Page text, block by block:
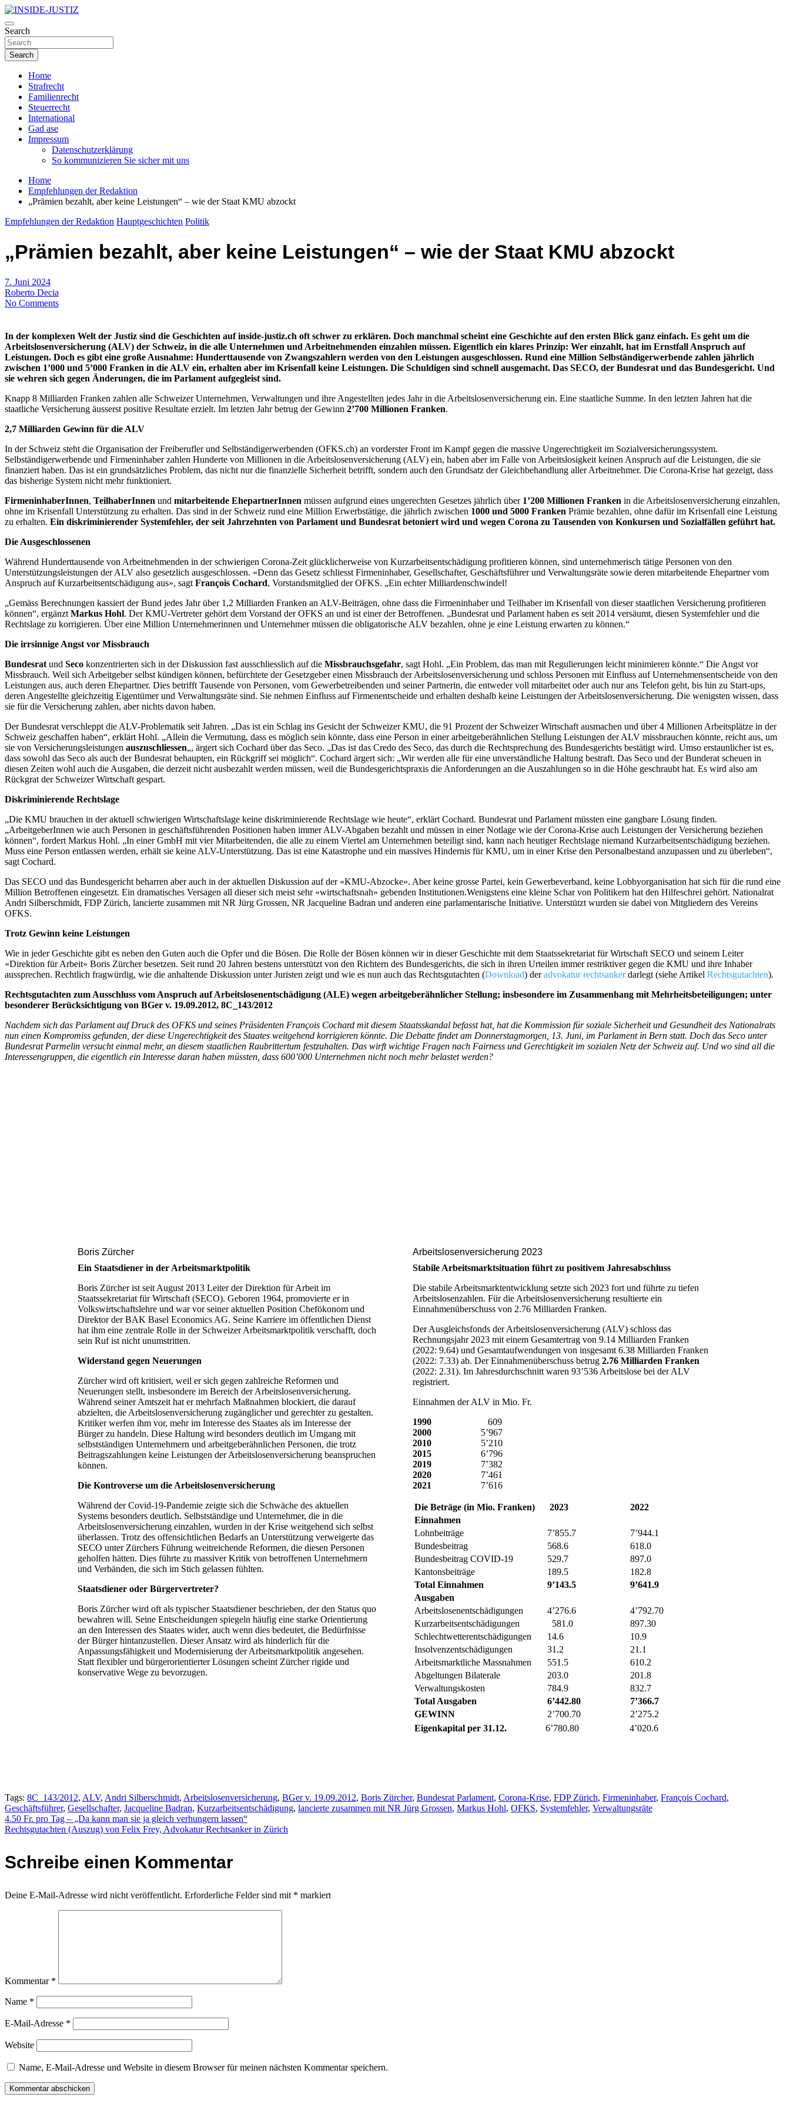
Skip
to
content
INSIDE-JUSTIZ
Investigativer Journalismus zur Dritten Gewalt
Search
Search
Home
Strafrecht
Familienrecht
Steuerrecht
International
Gad ase
Impressum
Datenschutzerklärung
So kommunizieren Sie sicher mit uns
Home
Empfehlungen der Redaktion
„Prämien bezahlt, aber keine Leistungen“ – wie der Staat KMU abzockt
Empfehlungen der Redaktion Hauptgeschichten Politik
„Prämien bezahlt, aber keine Leistungen“ – wie der Staat KMU abzockt
7. Juni 2024
Roberto Decia
No Comments
In der komplexen Welt der Justiz sind die Geschichten auf inside-justiz.ch oft schwer zu erklären. Doch manchmal scheint eine Geschichte auf den ersten Blick ganz einfach. Es geht um die
Arbeitslosenversicherung (ALV) der Schweiz, in die alle Unternehmen und Arbeitnehmenden einzahlen müssen. Eigentlich ein klares Prinzip: Wer einzahlt, hat im Ernstfall Anspruch auf
Leistungen. Doch es gibt eine große Ausnahme: Hunderttausende von Zwangszahlern werden von den Leistungen ausgeschlossen. Rund eine Million Selbständigerwerbende zahlen jährlich
zwischen 1’000 und 5’000 Franken in die ALV ein, erhalten aber im Krisenfall keine Leistungen. Die Schuldigen sind schnell ausgemacht. Das SECO, der Bundesrat und das Bundesgericht. Und
sie wehren sich gegen Änderungen, die im Parlament aufgegleist sind.
Knapp 8 Milliarden Franken zahlen alle Schweizer Unternehmen, Verwaltungen und ihre Angestellten jedes Jahr in die Arbeitslosenversicherung ein. Eine staatliche Summe. In den letzten Jahren hat die
staatliche Versicherung äusserst positive Resultate erzielt. Im letzten Jahr betrug der Gewinn 2’700 Millionen Franken.
2,7 Milliarden Gewinn für die ALV
In der Schweiz steht die Organisation der Freiberufler und Selbständigerwerbenden (OFKS.ch) an vorderster Front im Kampf gegen die massive Ungerechtigkeit im Sozialversicherungssystem.
Selbständigerwerbende und Firmeninhaber zahlen Hunderte von Millionen in die Arbeitslosenversicherung (ALV) ein, haben aber im Falle von Arbeitslosigkeit keinen Anspruch auf die Leistungen, die sie
finanziert haben. Das ist ein grundsätzliches Problem, das nicht nur die finanzielle Sicherheit betrifft, sondern auch den Grundsatz der Gleichbehandlung aller Arbeitnehmer. Die Corona-Krise hat gezeigt, dass
das bisherige System nicht mehr funktioniert.
FirmeninhaberInnen, TeilhaberInnen und mitarbeitende EhepartnerInnen müssen aufgrund eines ungerechten Gesetzes jährlich über 1’200 Millionen Franken in die Arbeitslosenversicherung einzahlen,
ohne im Krisenfall Unterstützung zu erhalten. Das sind in der Schweiz rund eine Million Erwerbstätige, die jährlich zwischen 1000 und 5000 Franken Prämie bezahlen, ohne dafür im Krisenfall eine Leistung
zu erhalten. Ein diskriminierender Systemfehler, der seit Jahrzehnten von Parlament und Bundesrat betoniert wird und wegen Corona zu Tausenden von Konkursen und Sozialfällen geführt hat.
Die Ausgeschlossenen
Während Hunderttausende von Arbeitnehmenden in der schwierigen Corona-Zeit glücklicherweise von Kurzarbeitsentschädigung profitieren können, sind unternehmerisch tätige Personen von den
Unterstützungsleistungen der ALV also gesetzlich ausgeschlossen. «Denn das Gesetz schliesst Firmeninhaber, Gesellschafter, Geschäftsführer und Verwaltungsräte sowie deren mitarbeitende Ehepartner vom
Anspruch auf Kurzarbeitsentschädigung aus», sagt François Cochard, Vorstandsmitglied der OFKS. „Ein echter Milliardenschwindel!
„Gemäss Berechnungen kassiert der Bund jedes Jahr über 1,2 Milliarden Franken an ALV-Beiträgen, ohne dass die Firmeninhaber und Teilhaber im Krisenfall von dieser staatlichen Versicherung profitieren
können“, ergänzt Markus Hohl. Der KMU-Vertreter gehört dem Vorstand der OFKS an und ist einer der Betroffenen. „Bundesrat und Parlament haben es seit 2014 versäumt, diesen Systemfehler und die
Rechtslage zu korrigieren. Über eine Million Unternehmerinnen und Unternehmer müssen die obligatorische ALV bezahlen, ohne je eine Leistung erwarten zu können.“
Die irrsinnige Angst vor Missbrauch
Bundesrat und Seco konzentrierten sich in der Diskussion fast ausschliesslich auf die Missbrauchsgefahr, sagt Hohl. „Ein Problem, das man mit Regulierungen leicht minimieren könnte.“ Die Angst vor
Missbrauch. Weil sich Arbeitgeber selbst kündigen können, befürchtete der Gesetzgeber einen Missbrauch der Arbeitslosenversicherung und schloss Personen mit Einfluss auf Unternehmensentscheide von den
Leistungen aus, auch deren Ehepartner. Dies betrifft Tausende von Personen, vom Gewerbetreibenden und seiner Partnerin, die entweder voll mitarbeitet oder auch nur ans Telefon geht, bis hin zu Start-ups,
deren Angestellte gleichzeitig Eigentümer und Verwaltungsräte sind. Sie nehmen Einfluss auf Firmenentscheide und erhalten deshalb keine Leistungen der Arbeitslosenversicherung. Die wenigsten wissen, dass
sie für die Versicherung zahlen, aber nichts davon haben.
Der Bundesrat verschleppt die ALV-Problematik seit Jahren. „Das ist ein Schlag ins Gesicht der Schweizer KMU, die 91 Prozent der Schweizer Wirtschaft ausmachen und über 4 Millionen Arbeitsplätze in der
Schweiz geschaffen haben“, erklärt Hohl. „Allein die Vermutung, dass es möglich sein könnte, dass eine Person in einer arbeitgeberähnlichen Stellung Leistungen der ALV missbrauchen könnte, reicht aus, um
sie von Versicherungsleistungen auszuschliessen„, ärgert sich Cochard über das Seco. „Das ist das Credo des Seco, das durch die Rechtsprechung des Bundesgerichts bestätigt wird. Umso erstaunlicher ist es,
dass sowohl das Seco als auch der Bundesrat behaupten, ein Rückgriff sei möglich“. Cochard ärgert sich: „Wir werden alle für eine unverständliche Haltung bestraft. Das Seco und der Bunderat scheuen in
diesen Zeiten wohl auch die Ausgaben, die derzeit nicht ausbezahlt werden müssen, weil die Bundesgerichtspraxis die Anforderungen an die Auszahlungen so in die Höhe geschraubt hat. Es wird also am
Rückgrat der Schweizer Wirtschaft gespart.
Diskriminierende Rechtslage
„Die KMU brauchen in der aktuell schwierigen Wirtschaftslage keine diskriminierende Rechtslage wie heute“, erklärt Cochard. Bundesrat und Parlament müssten eine gangbare Lösung finden.
„ArbeitgeberInnen wie auch Personen in geschäftsführenden Positionen haben immer ALV-Abgaben bezahlt und müssen in einer Notlage wie der Corona-Krise auch Leistungen der Versicherung beziehen
können“, fordert Markus Hohl. „In einer GmbH mit vier Mitarbeitenden, die alle zu einem Viertel am Unternehmen beteiligt sind, kann nach heutiger Rechtslage niemand Kurzarbeitsentschädigung beziehen.
Muss eine Person entlassen werden, erhält sie keine ALV-Unterstützung. Das ist eine Katastrophe und ein massives Hindernis für KMU, um in einer Krise den Personalbestand anzupassen und zu überleben“,
sagt Cochard.
Das SECO und das Bundesgericht beharren aber auch in der aktuellen Diskussion auf der «KMU-Abzocke». Aber keine grosse Partei, kein Gewerbeverband, keine Lobbyorganisation hat sich für die rund eine
Million Betroffenen eingesetzt. Ein dramatisches Versagen all dieser sich meist sehr «wirtschaftsnah» gebenden Institutionen.Wenigstens eine kleine Schar von Politikern hat den Hilfeschrei gehört. Nationalrat
Andri Silberschmidt, FDP Zürich, lancierte zusammen mit NR Jürg Grossen, NR Jacqueline Badran und anderen eine parlamentarische Initiative. Unterstützt wurden sie dabei von Mitgliedern des Vereins
OFKS.
Trotz Gewinn keine Leistungen
Wie in jeder Geschichte gibt es neben den Guten auch die Opfer und die Bösen. Die Rolle der Bösen können wir in dieser Geschichte mit dem Staatssekretariat für Wirtschaft SECO und seinem Leiter
«Direktion für Arbeit» Boris Zürcher besetzen. Seit rund 20 Jahren bestens unterstützt von den Richtern des Bundesgerichts, die sich in ihren Urteilen immer restriktiver gegen die KMU und ihre Inhaber
aussprechen. Rechtlich fragwürdig, wie die anhaltende Diskussion unter Juristen zeigt und wie es nun auch das Rechtsgutachten (Download) deradvokatur rechtsankerdarlegt (siehe Artikel Rechtsgutachten).
Rechtsgutachten zum Ausschluss vom Anspruch auf Arbeitslosenentschädigung (ALE) wegen arbeitgeberähnlicher Stellung; insbesondere im Zusammenhang mit Mehrheitsbeteiligungen; unter
besonderer Berücksichtigung von BGer v. 19.09.2012, 8C_143/2012
Nachdem sich das Parlament auf Druck des OFKS und seines Präsidenten François Cochard mit diesem Staatsskandal befasst hat, hat die Kommission für soziale Sicherheit und Gesundheit des Nationalrats
nun einen Kompromiss gefunden, der diese Ungerechtigkeit des Staates weitgehend korrigieren könnte. Die Debatte findet am Donnerstagmorgen, 13. Juni, im Parlament in Bern statt. Doch das Seco unter
Bundesrat Parmelin versucht einmal mehr, an diesem staatlichen Raubrittertum festzuhalten. Das wirft wichtige Fragen nach Fairness und Gerechtigkeit im sozialen Netz der Schweiz auf. Und wo sind all die
Interessengruppen, die eigentlich ein Interesse daran haben müssten, dass 600’000 Unternehmen nicht noch mehr belastet werden?
Boris Zürcher
Ein Staatsdiener in der Arbeitsmarktpolitik
Boris Zürcher ist seit August 2013 Leiter der Direktion für Arbeit im
Staatssekretariat für Wirtschaft (SECO). Geboren 1964, promovierte er in
Volkswirtschaftslehre und war vor seiner aktuellen Position Chefökonom und
Direktor der BAK Basel Economics AG. Seine Karriere im öffentlichen Dienst
hat ihm eine zentrale Rolle in der Schweizer Arbeitsmarktpolitik verschafft, doch
sein Ruf ist nicht unumstritten.
Widerstand gegen Neuerungen
Zürcher wird oft kritisiert, weil er sich gegen zahlreiche Reformen und
Neuerungen stellt, insbesondere im Bereich der Arbeitslosenversicherung.
Während seiner Amtszeit hat er mehrfach Maßnahmen blockiert, die darauf
abzielten, die Arbeitslosenversicherung zugänglicher und gerechter zu gestalten.
Kritiker werfen ihm vor, mehr im Interesse des Staates als im Interesse der
Bürger zu handeln. Diese Haltung wird besonders deutlich im Umgang mit
selbstständigen Unternehmern und arbeitgeberähnlichen Personen, die trotz
Beitragszahlungen keine Leistungen der Arbeitslosenversicherung beanspruchen
können.
Die Kontroverse um die Arbeitslosenversicherung
Während der Covid-19-Pandemie zeigte sich die Schwäche des aktuellen
Systems besonders deutlich. Selbstständige und Unternehmer, die in die
Arbeitslosenversicherung einzahlen, wurden in der Krise weitgehend sich selbst
überlassen. Trotz des offensichtlichen Bedarfs an Unterstützung verweigerte das
SECO unter Zürchers Führung weitreichende Reformen, die diesen Personen
geholfen hätten. Dies führte zu massiver Kritik von betroffenen Unternehmern
und Verbänden, die sich im Stich gelassen fühlten.
Staatsdiener oder Bürgervertreter?
Boris Zürcher wird oft als typischer Staatsdiener beschrieben, der den Status quo
bewahren will. Seine Entscheidungen spiegeln häufig eine starke Orientierung
an den Interessen des Staates wider, auch wenn dies bedeutet, die Bedürfnisse
der Bürger hintanzustellen. Dieser Ansatz wird als hinderlich für die
Anpassungsfähigkeit und Modernisierung der Arbeitsmarktpolitik angesehen.
Statt flexibler und bürgerorientierter Lösungen scheint Zürcher rigide und
konservative Wege zu bevorzugen.
Arbeitslosenversicherung 2023
Stabile Arbeitsmarktsituation führt zu positivem Jahresabschluss
Die stabile Arbeitsmarktentwicklung setzte sich 2023 fort und führte zu tiefen
Arbeitslosenzahlen. Für die Arbeitslosenversicherung resultierte ein
Einnahmenüberschuss von 2.76 Milliarden Franken.
Der Ausgleichsfonds der Arbeitslosenversicherung (ALV) schloss das
Rechnungsjahr 2023 mit einem Gesamtertrag von 9.14 Milliarden Franken
(2022: 9.64) und Gesamtaufwendungen von insgesamt 6.38 Milliarden Franken
(2022: 7.33) ab. Der Einnahmenüberschuss betrug 2.76 Milliarden Franken
(2022: 2.31). Im Jahresdurchschnitt waren 93’536 Arbeitslose bei der ALV
registriert.
Einnahmen der ALV in Mio. Fr.
1990609
2000
5’967
2010
5’210
2015
6’796
2019
7’382
2020
7’461
2021
7’616
Die Beträge (in Mio. Franken) 2023
2022
Einnahmen
Lohnbeiträge
7’855.7
7’944.1
Bundesbeitrag
568.6
618.0
Bundesbeitrag COVID-19
529.7
897.0
Kantonsbeiträge
189.5
182.8
Total Einnahmen
9’143.5
9’641.9
Ausgaben
Arbeitslosenentschädigungen
4’276.6
4’792.70
Kurzarbeitsentschädigungen
581.0
897.30
Schlechtwetterentschädigungen
14.6
10.9
Insolvenzentschädigungen
31.2
21.1
Arbeitsmarktliche Massnahmen
551.5
610.2
Abgeltungen Bilaterale
203.0
201.8
Verwaltungskosten
784.9
832.7
Total Ausgaben
6’442.80
7’366.7
GEWINN
2’700.70
2’275.2
Eigenkapital per 31.12.
6’780.80 4’020.6
Tags: 8C_143/2012, ALV, Andri Silberschmidt, Arbeitslosenversicherung, BGer v. 19.09.2012, Boris Zürcher, Bundesrat Parlament, Corona-Krise, FDP Zürich, Firmeninhaber, François Cochard,
Geschäftsführer, Gesellschafter, Jacqueline Badran, Kurzarbeitsentschädigung, lancierte zusammen mit NR Jürg Grossen, Markus Hohl, OFKS, Systemfehler, Verwaltungsräte
Beitragsnavigation
4.50 Fr. pro Tag – „Da kann man sie ja gleich verhungern lassen“
Rechtsgutachten (Auszug) von Felix Frey, Advokatur Rechtsanker in Zürich
Schreibe einen Kommentar
Deine E-Mail-Adresse wird nicht veröffentlicht. Erforderliche Felder sind mit * markiert
Kommentar *
Name *
E-Mail-Adresse *
Website
Name, E-Mail-Adresse und Website in diesem Browser für meinen nächsten Kommentar speichern.